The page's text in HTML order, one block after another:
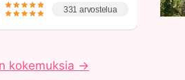
331 arvostelua
kokemuksia →